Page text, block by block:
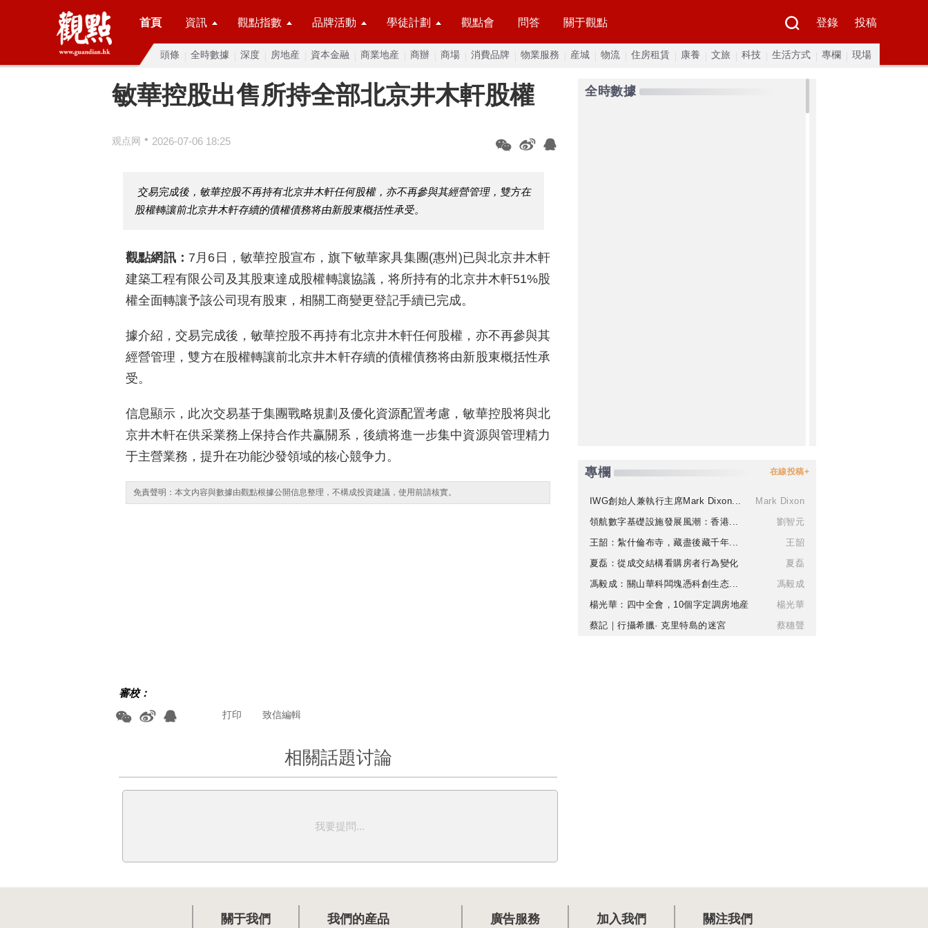
首頁 資訊 觀點指數 品牌活動 學徒計劃 觀點會 問答 關于觀點 登錄 投稿
頭條 全時數據 深度 房地産 資本金融 商業地産 商辦 商場 消費品牌 物業服務 産城 物流 住房租賃 康養 文旅 科技 生活方式 專欄 現場
敏華控股出售所持全部北京井木軒股權
观点网 • 2026-07-06 18:25
交易完成後，敏華控股不再持有北京井木軒任何股權，亦不再參與其經營管理，雙方在
股權轉讓前北京井木軒存續的債權債務将由新股東概括性承受。
觀點網訊： 7月6日，敏華控股宣布，旗下敏華家具集團(惠州)已與北京井木軒
建築工程有限公司及其股東達成股權轉讓協議，将所持有的北京井木軒51%股
權全面轉讓予該公司現有股東，相關工商變更登記手續已完成。
據介紹，交易完成後，敏華控股不再持有北京井木軒任何股權，亦不再參與其
經營管理，雙方在股權轉讓前北京井木軒存續的債權債務将由新股東概括性承
受。
信息顯示，此次交易基于集團戰略規劃及優化資源配置考慮，敏華控股将與北
京井木軒在供采業務上保持合作共赢關系，後續将進一步集中資源與管理精力
于主營業務，提升在功能沙發領域的核心競争力。
免責聲明：本文内容與數據由觀點根據公開信息整理，不構成投資建議，使用前請核實。
審校：
致信編輯
打印
相關話題讨論
我要提問...
全時數據
專欄 在線投稿+
IWG創始人兼執行主席Mark Dixon...
Mark Dixon
領航數字基礎設施發展風潮：香港...
劉智元
王韶：紮什倫布寺，藏盡後藏千年...
王韶
夏磊：從成交結構看購房者行為變化
夏磊
馮毅成：關山華科闆塊憑科創生态...
馮毅成
楊光華：四中全會，10個字定調房地産
楊光華
蔡記｜行攝希臘· 克里特島的迷宮
蔡穗聲
關于我們 我們的産品 廣告服務 加入我們 關注我們